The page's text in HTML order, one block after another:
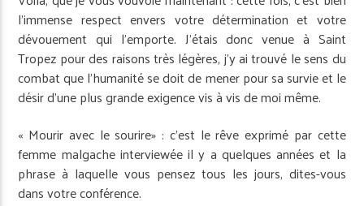
l’immense respect envers votre détermination et votre
dévouement qui l’emporte. J’étais donc venue à Saint
Tropez pour des raisons très légères, j’y ai trouvé le sens du
combat que l’humanité se doit de mener pour sa survie et le
désir d’une plus grande exigence vis à vis de moi même.
« Mourir avec le sourire» : c’est le rêve exprimé par cette
femme malgache interviewée il y a quelques années et la
phrase à laquelle vous pensez tous les jours, dites-vous
dans votre conférence.